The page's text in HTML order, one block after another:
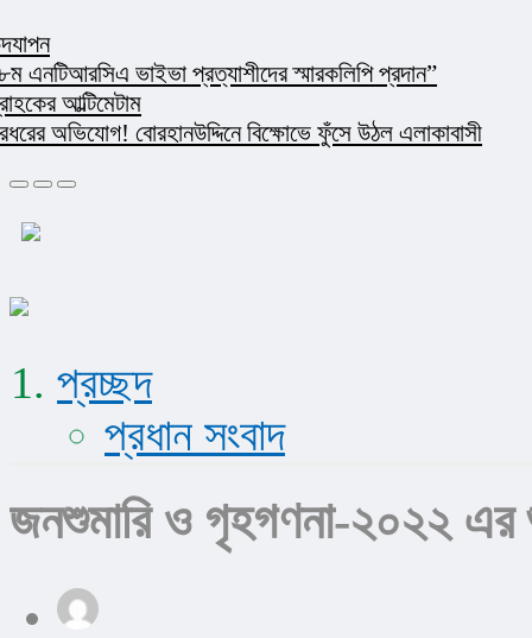
ভাইভা প্রত্যাশীদের স্মারকলিপি প্রদান”
আল্টিমেটাম
অভিযোগ! বোরহানউদ্দিনে বিক্ষোভে ফুঁসে উঠল এলাকাবাসী
প্রচ্ছদ
প্রধান সংবাদ
জনশুমারি ও গৃহগণনা-২০২২ এর